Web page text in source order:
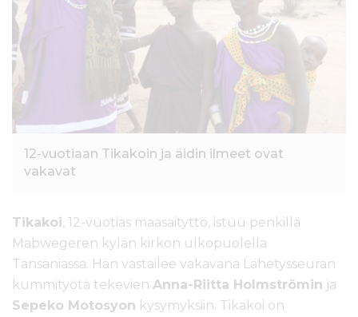
12-vuotiaan Tikakoin ja äidin ilmeet ovat
vakavat
Tikakoi, 12-vuotias maasaityttö, istuu penkillä
Mabwegeren kylän kirkon ulkopuolella
Tansaniassa. Hän vastailee vakavana Lähetysseuran
kummityötä tekevien Anna-Riitta Holmströmin ja
Sepeko Motosyon kysymyksiin. Tikakoi on